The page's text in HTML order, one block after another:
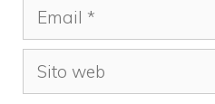
Email
Sito
web